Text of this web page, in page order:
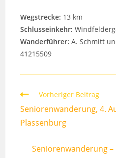
Wegstrecke: 13 km
Schlusseinkehr:
Wanderführer:A. Schmitt
41215509
Weitere
ansehen
Vorheriger Beitrag
Seniorenwanderung, 4.
Plassenburg
Seniorenwanderung –